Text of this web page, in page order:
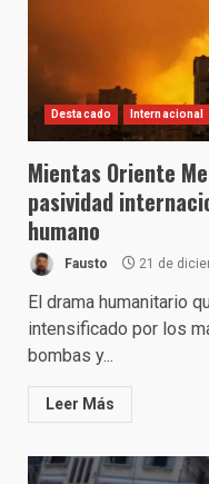
Destacado Internacional
Mientas Oriente
pasividad
humano
Fausto 21 de
El drama humanitario
intensificado por los
bombas y...
Leer Más